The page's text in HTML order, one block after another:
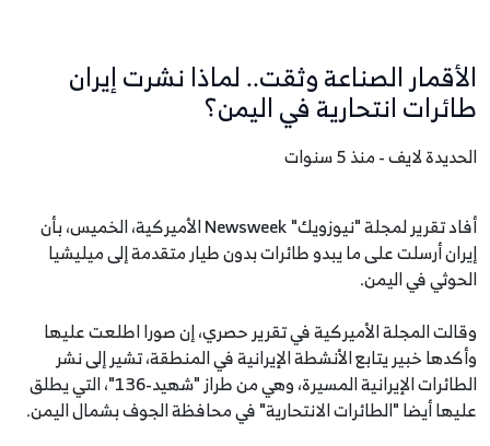
الأقمار الصناعة وثقت.. لماذا نشرت إيران
طائرات انتحارية في اليمن؟
الحديدة لايف - منذ 5 سنوات
أفاد تقرير لمجلة "نيوزويك" Newsweek الأميركية، الخميس، بأن
إيران أرسلت على ما يبدو طائرات بدون طيار متقدمة إلى ميليشيا
الحوثي في اليمن.
وقالت المجلة الأميركية في تقرير حصري، إن صورا اطلعت عليها
وأكدها خبير يتابع الأنشطة الإيرانية في المنطقة، تشير إلى نشر
الطائرات الإيرانية المسيرة، وهي من طراز "شهيد-136"، التي يطلق
عليها أيضا "الطائرات الانتحارية" في محافظة الجوف بشمال اليمن.